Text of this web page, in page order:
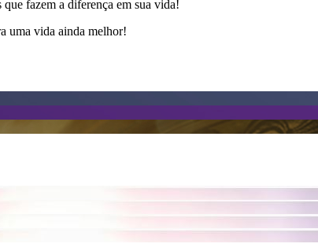
fazem a diferença em sua vida!
uma vida ainda melhor!